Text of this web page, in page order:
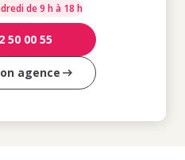
de 9 h à 18 h
50 00 55
agence